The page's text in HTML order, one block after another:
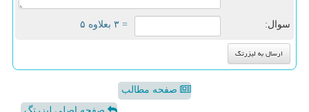
سوال: = ۳ بعلاوه ۵
صفحه مطالب